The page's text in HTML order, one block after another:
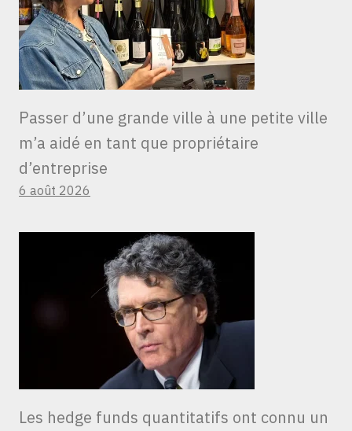
Passer d’une grande ville à une petite ville
m’a aidé en tant que propriétaire
d’entreprise
6 août 2026
Les hedge funds quantitatifs ont connu un